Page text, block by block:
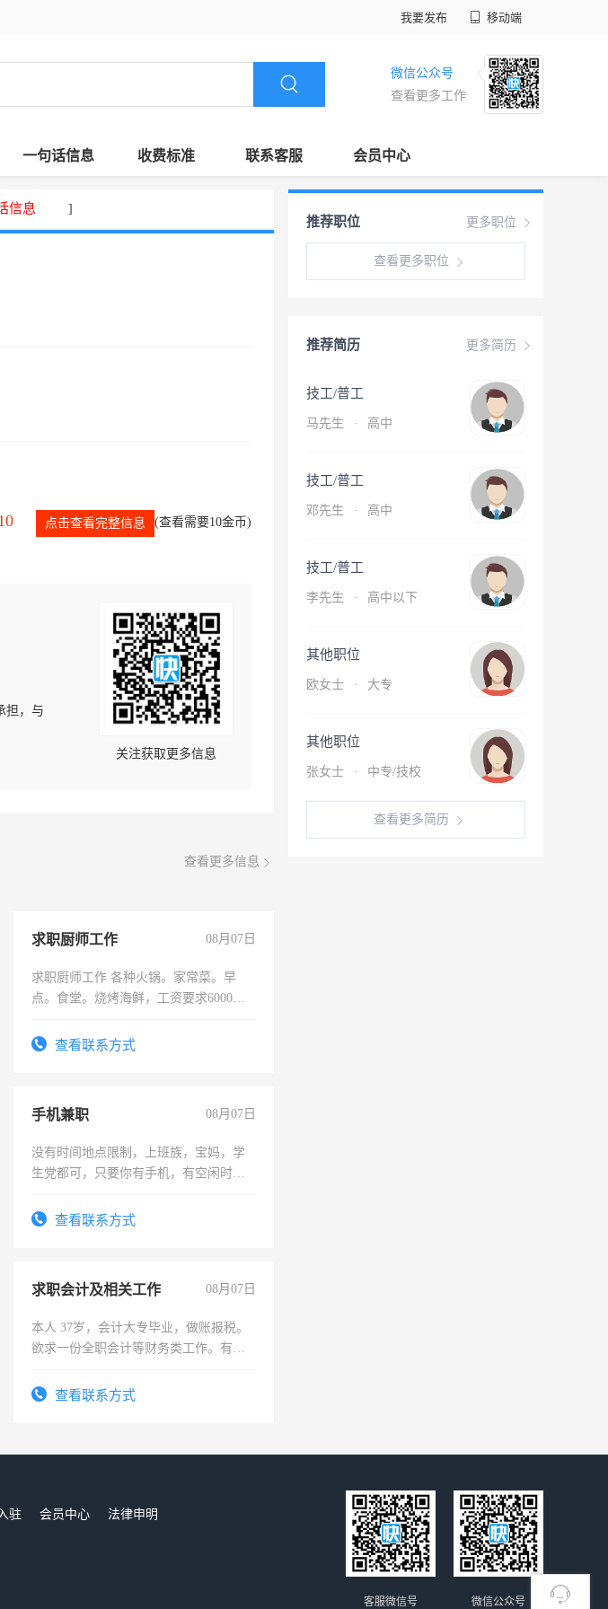
我要发布 移动端
微信公众号
查看更多工作
一句话信息 收费标准 联系客服 会员中心
信息 ]
点击查看完整信息 (查看需要10金币)
担，与
关注获取更多信息
查看更多信息
求职厨师工作 08月07日
求职厨师工作 各种火锅。家常菜。早
点。食堂。烧烤海鲜，工资要求6000以
查看联系方式
手机兼职 08月07日
没有时间地点限制，上班族，宝妈，学
生党都可，只要你有手机，有空闲时
勤快的四五十，每天挣零花钱没问题！
查看联系方式
求职会计及相关工作 08月07日
本人 37岁，会计大专毕业，做账报税。
欲求一份全职会计等财务类工作。有会
查看联系方式
更多职位
推荐职位
查看更多职位
更多简历
推荐简历
技工/普工
马先生 · 高中
技工/普工
邓先生 · 高中
技工/普工
李先生 · 高中以下
其他职位
欧女士 · 大专
其他职位
张女士 · 中专/技校
查看更多简历
驻 会员中心
法律申明
微信公众号
客服微信号